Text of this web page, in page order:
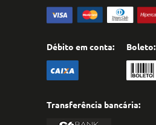
Débito em conta: Boleto:
Transferência bancária: